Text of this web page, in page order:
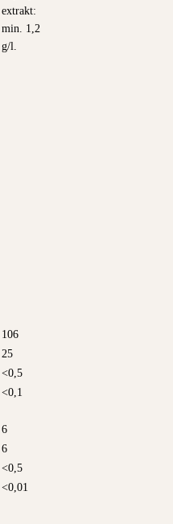
extrakt:
min. 1,2
g/l.
106
25
<0,5
<0,1
6
6
<0,5
<0,01